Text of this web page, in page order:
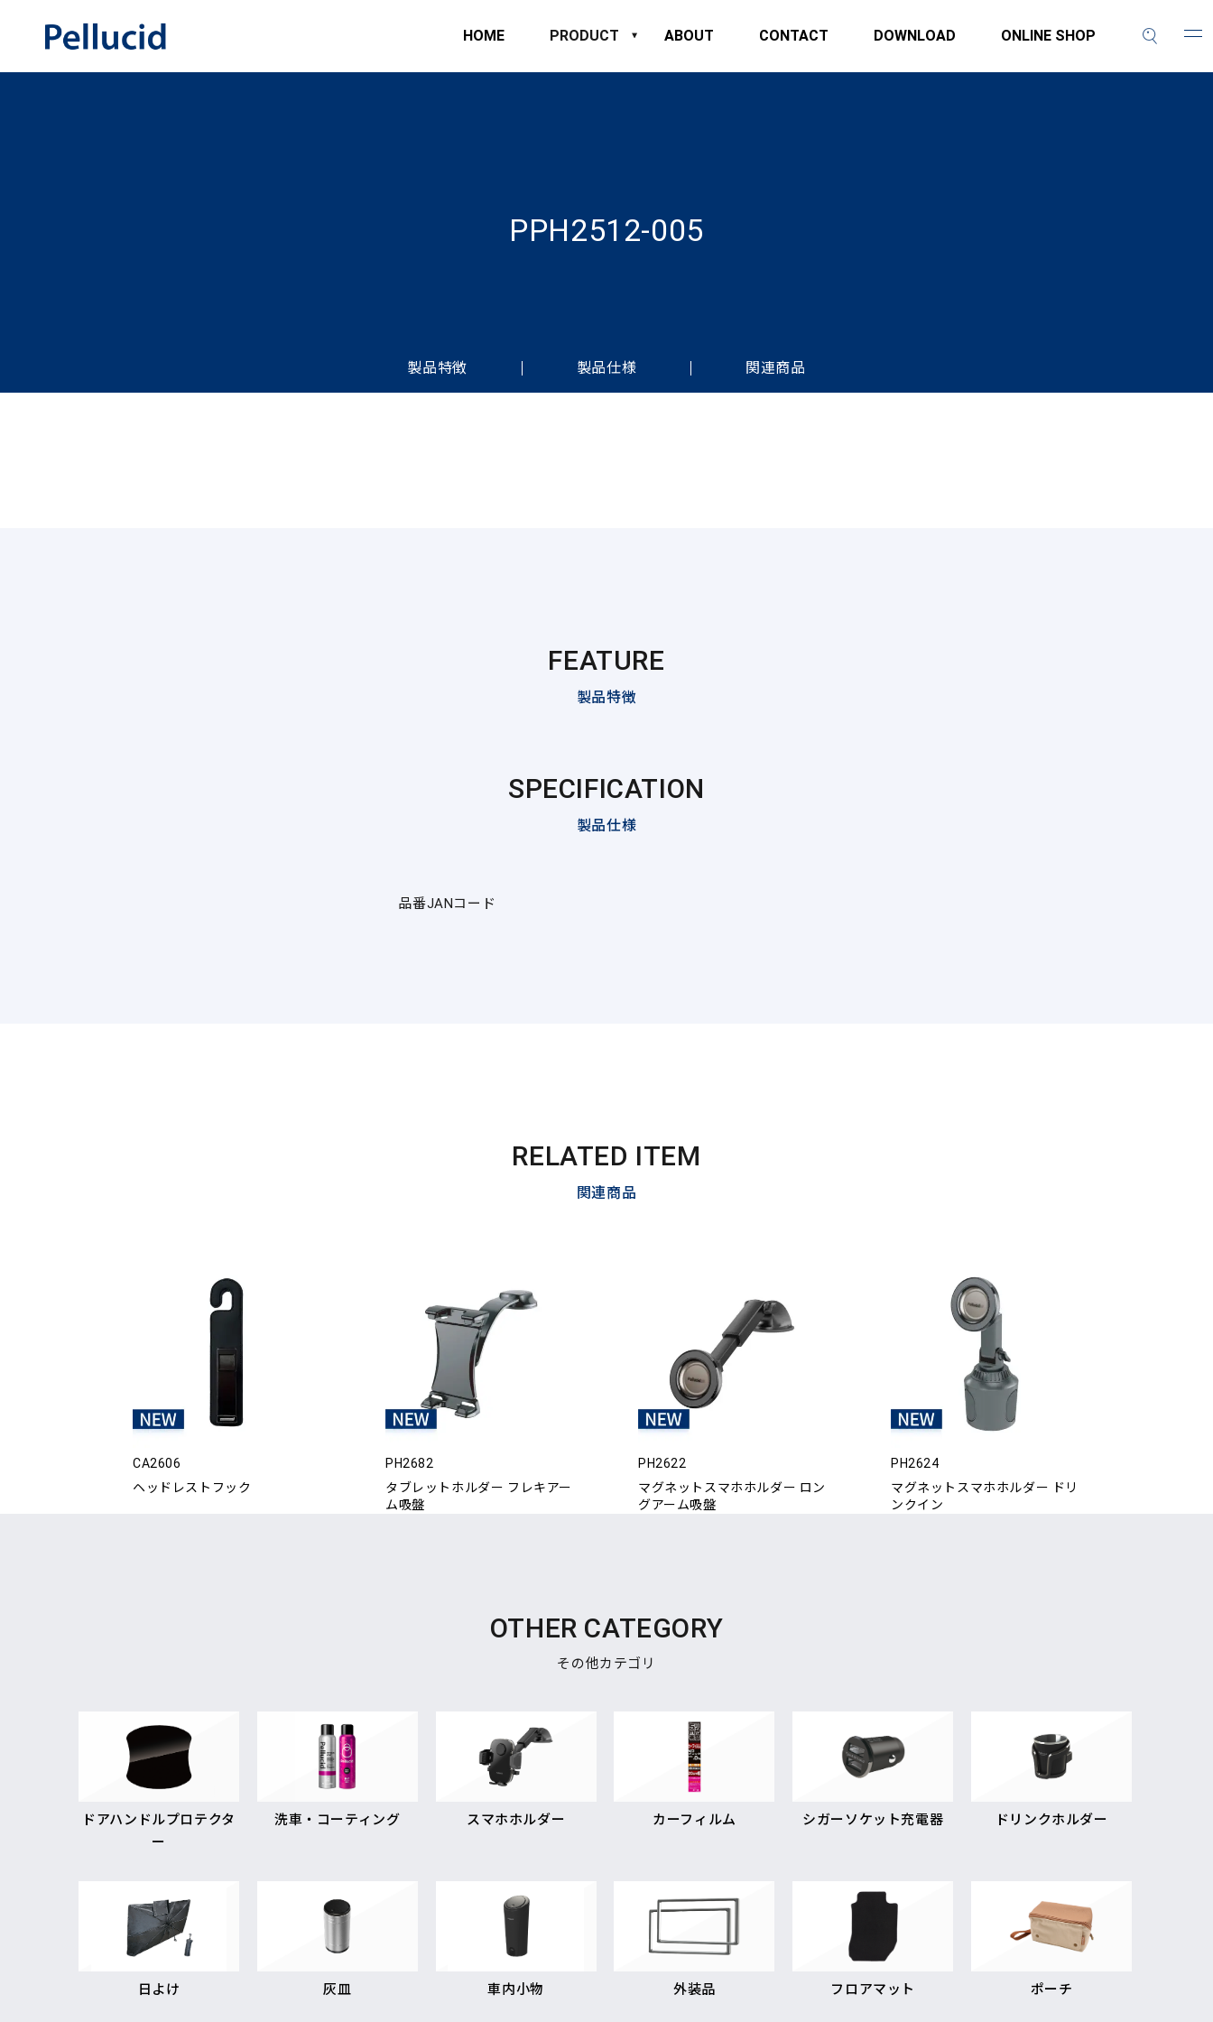
HOME PRODUCT ABOUT CONTACT DOWNLOAD ONLINE SHOP
PPH2512-005
製品特徴 製品仕様 関連商品
FEATURE
製品特徴
SPECIFICATION
製品仕様
品番JANコード
RELATED ITEM
関連商品
CA2606
ヘッドレストフック
PH2682
タブレットホルダー フレキアー
ム吸盤
PH2622
マグネットスマホホルダー ロン
グアーム吸盤
PH2624
マグネットスマホホルダー ドリ
ンクイン
OTHER CATEGORY
その他カテゴリ
ドアハンドルプロテクタ
ー
洗車・コーティング スマホホルダー カーフィルム シガーソケット充電器 ドリンクホルダー
日よけ 灰皿 車内小物 外装品 フロアマット ポーチ